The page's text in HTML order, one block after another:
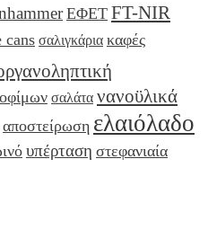
ΕΦΕΤ FT-NIR
cans σαλιγκάρια καφές
σαλάτα νανοϋλικά
αποστείρωση ελαιόλαδο
υπέρταση στεφανιαία